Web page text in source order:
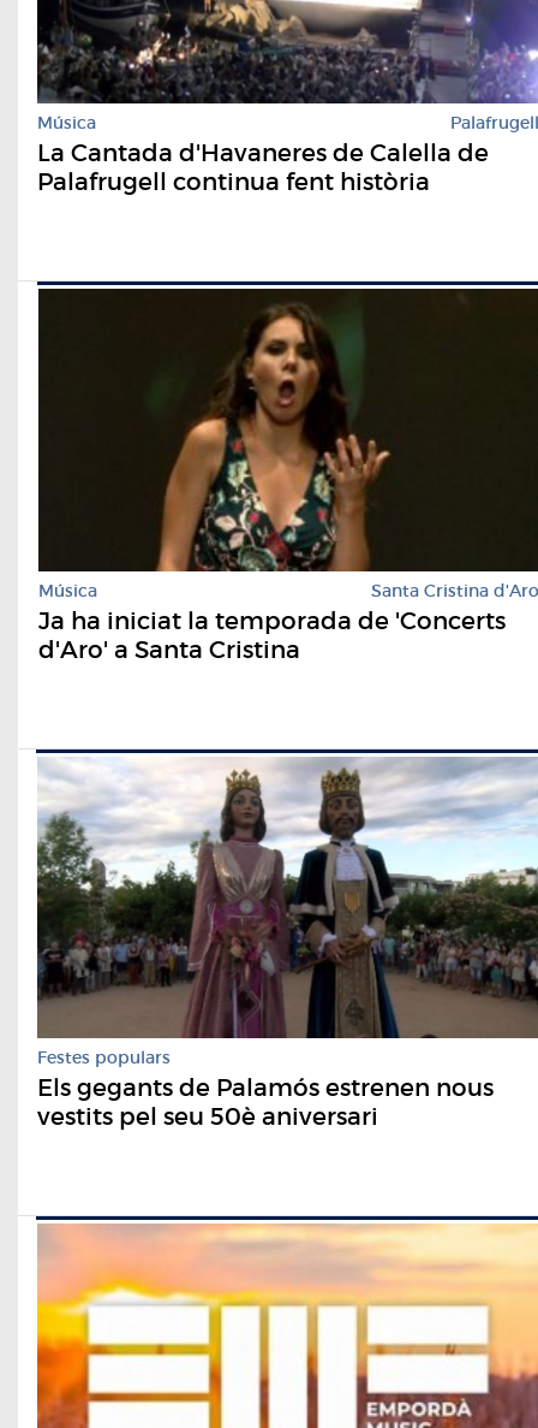
Música Palafrugell
La Cantada d'Havaneres de Calella de
Palafrugell continua fent història
Música Santa Cristina d'Aro
Ja ha iniciat la temporada de 'Concerts
d'Aro' a Santa Cristina
Festes populars
Els gegants de Palamós estrenen nous
vestits pel seu 50è aniversari